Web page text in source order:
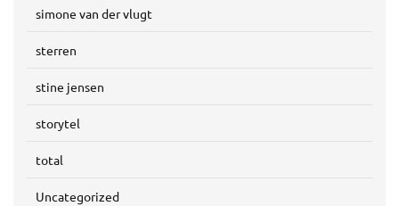
simone van der vlugt
sterren
stine jensen
storytel
total
Uncategorized